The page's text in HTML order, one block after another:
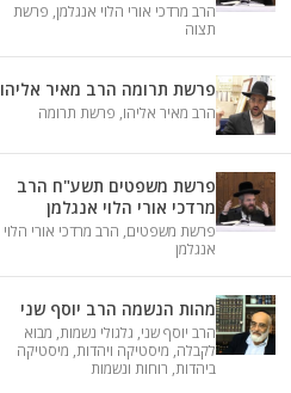
הרב מרדכי אורי הלוי אנגלמן, פרשת
תצוה
פרשת תרומה הרב מאיר אליהו
הרב מאיר אליהו, פרשת תרומה
פרשת משפטים תשע"ח הרב
מרדכי אורי הלוי אנגלמן
פרשת משפטים, הרב מרדכי אורי הלוי
אנגלמן
מהות הנשמה הרב יוסף שני
הרב יוסף שני, גלגולי נשמות, מבוא
לקבלה, מיסטיקה ויהדות, מיסטיקה
ביהדות, רוחות ונשמות